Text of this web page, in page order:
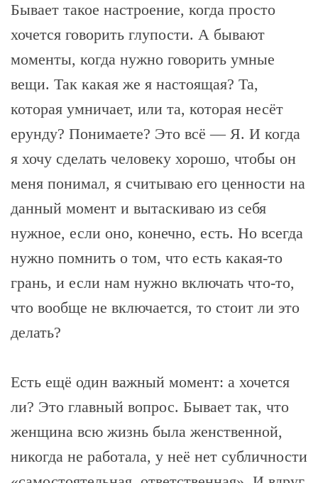
Бывает такое настроение, когда просто
хочется говорить глупости. А бывают
моменты, когда нужно говорить умные
вещи. Так какая же я настоящая? Та,
которая умничает, или та, которая несёт
ерунду? Понимаете? Это всё — Я. И когда
я хочу сделать человеку хорошо, чтобы он
меня понимал, я считываю его ценности на
данный момент и вытаскиваю из себя
нужное, если оно, конечно, есть. Но всегда
нужно помнить о том, что есть какая-то
грань, и если нам нужно включать что-то,
что вообще не включается, то стоит ли это
делать?
Есть ещё один важный момент: а хочется
ли? Это главный вопрос. Бывает так, что
женщина всю жизнь была женственной,
никогда не работала, у неё нет субличности